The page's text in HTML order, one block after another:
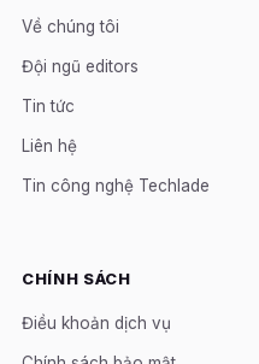
Về chúng tôi
Đội ngũ editors
Tin tức
Liên hệ
Tin công nghệ Techlade
CHÍNH SÁCH
Điều khoản dịch vụ